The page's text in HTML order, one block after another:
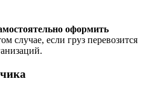
оформить
случае, если груз перевозится